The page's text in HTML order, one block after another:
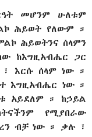
መሆንም ሁለቱም
ሕይወት የለውም ።
ሕይወትንና ሰላምን
ከእግዚአብሔር ጋር
እርሱ ሰላም ነው ።
እግዚአብሔር ነው ።
አይደለም ። ከኃይል
የሚያበራው
ብቻ ነው ። ቃሉ ፣